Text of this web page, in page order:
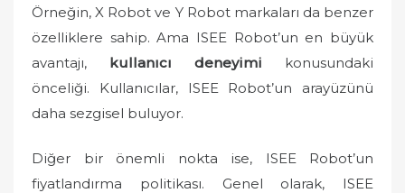
Örneğin, X Robot ve Y Robot markaları da benzer
özelliklere sahip. Ama ISEE Robot’un en büyük
avantajı, kullanıcı deneyimi konusundaki
önceliği. Kullanıcılar, ISEE Robot’un arayüzünü
daha sezgisel buluyor.
Diğer bir önemli nokta ise, ISEE Robot’un
fiyatlandırma politikası. Genel olarak, ISEE